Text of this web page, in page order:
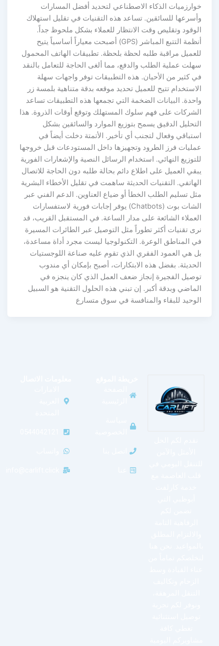
خوارزميات الذكاء الاصطناعي لتحديد أفضل المسارات
وأسرعها للسائقين. تساعد هذه التقنيات في تقليل استهلاك
الوقود وتقليص وقت الانتظار للعملاء بشكل ملحوظ جداً.
أنظمة التتبع المباشر (GPS) أصبحت معياراً أساسياً يتيح
للعميل مراقبة طلبه لحظة بلحظة. تطبيقات الهاتف المحمول
سهلت عملية الطلب والدفع، مما ألغى الحاجة للتعامل بالنقد
في كثير من الأحيان. هذه التطبيقات توفر واجهات سهلة
الاستخدام تتيح للعميل تحديد موقعه بدقة متناهية بلمسة زر
واحدة. البيانات الضخمة التي تجمعها هذه التطبيقات تساعد
الشركات على فهم سلوك المستهلك وتوقع أوقات الذروة. هذا
التحليل الدقيق يسمح بتوزيع الموارد والسائقين بشكل
استباقي وفعال لتجنب أي تأخير. الأتمتة دخلت أيضاً في
عمليات فرز الطرود وتجهيزها داخل المستودعات قبل خروجها
للتوزيع النهائي. استخدام الرسائل النصية والإشعارات الفورية
يبقي العميل على اطلاع دائم بحالة طلبه دون الحاجة للاتصال
الهاتفي. التقنيات الحديثة ساهمت في تقليل الأخطاء البشرية
مثل تسليم الطلب الخطأ أو ضياع العناوين. الدعم الفني عبر
الشات بوت (Chatbots) يوفر إجابات فورية لاستفسارات
العملاء الشائعة على مدار الساعة. في المستقبل القريب، قد
نرى تقنيات أكثر تطوراً مثل التوصيل عبر الطائرات المسيرة
في المناطق الوعرة. التكنولوجيا ليست مجرد أداة مساعدة،
بل هي العمود الفقري الذي تقوم عليه صناعة اللوجستيات
الحديثة. بفضل هذه الابتكارات، أصبح بإمكان أي مندوب
توصيل الفجيرة إنجاز ضعف العمل الذي كان ينجزه في
الماضي وبدقة أكبر. إن تبني هذه الحلول التقنية هو السبيل
الوحيد للبقاء والمنافسة في سوق متسارع